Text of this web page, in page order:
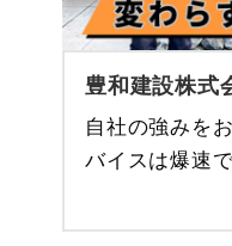
豊和建設株式
自社の強みを
バイスは爆速